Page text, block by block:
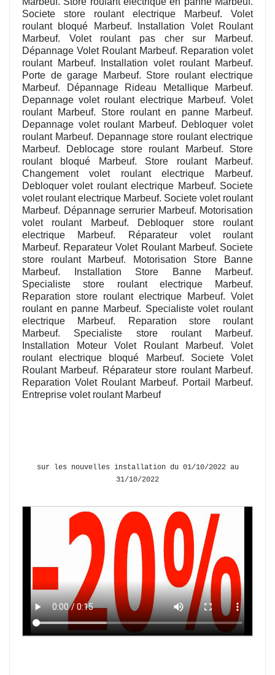
Societe store roulant electrique Marbeuf. Volet
roulant bloqué Marbeuf. Installation Volet Roulant
Marbeuf. Volet roulant pas cher sur Marbeuf.
Dépannage Volet Roulant Marbeuf. Reparation volet
roulant Marbeuf. Installation volet roulant Marbeuf.
Porte de garage Marbeuf. Store roulant electrique
Marbeuf. Dépannage Rideau Metallique Marbeuf.
Depannage volet roulant electrique Marbeuf. Volet
roulant Marbeuf. Store roulant en panne Marbeuf.
Depannage volet roulant Marbeuf. Debloquer volet
roulant Marbeuf. Depannage store roulant electrique
Marbeuf. Deblocage store roulant Marbeuf. Store
roulant bloqué Marbeuf. Store roulant Marbeuf.
Changement volet roulant electrique Marbeuf.
Debloquer volet roulant electrique Marbeuf. Societe
volet roulant electrique Marbeuf. Societe volet roulant
Marbeuf. Dépannage serrurier Marbeuf. Motorisation
volet roulant Marbeuf. Debloquer store roulant
electrique Marbeuf. Réparateur volet roulant
Marbeuf. Reparateur Volet Roulant Marbeuf. Societe
store roulant Marbeuf. Motorisation Store Banne
Marbeuf. Installation Store Banne Marbeuf.
Specialiste store roulant electrique Marbeuf.
Reparation store roulant electrique Marbeuf. Volet
roulant en panne Marbeuf. Specialiste volet roulant
electrique Marbeuf. Reparation store roulant
Marbeuf. Specialiste store roulant Marbeuf.
Installation Moteur Volet Roulant Marbeuf. Volet
roulant electrique bloqué Marbeuf. Societe Volet
Roulant Marbeuf. Réparateur store roulant Marbeuf.
Reparation Volet Roulant Marbeuf. Portail Marbeuf.
Entreprise volet roulant Marbeuf
sur les nouvelles installation du 01/10/2022 au
31/10/2022